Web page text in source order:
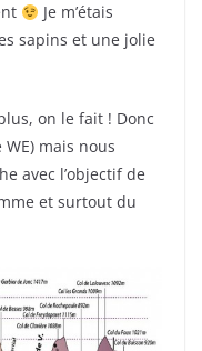
Je m’étais
sapins et une jolie
on le fait ! Donc
mais nous
avec l’objectif de
et surtout du